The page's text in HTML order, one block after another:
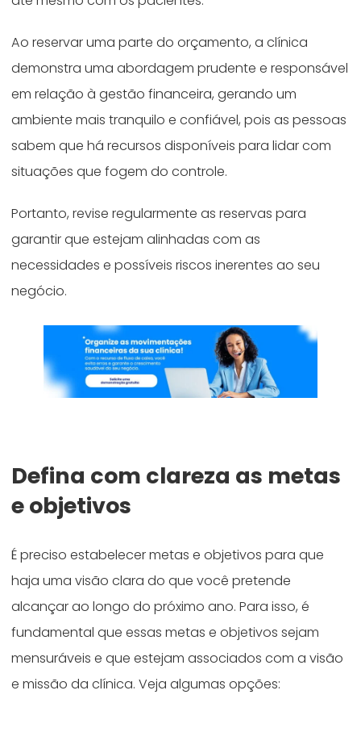
Ao reservar uma parte do orçamento, a clínica
demonstra uma abordagem prudente e responsável
em relação à gestão financeira, gerando um
ambiente mais tranquilo e confiável, pois as pessoas
sabem que há recursos disponíveis para lidar com
situações que fogem do controle.
Portanto, revise regularmente as reservas para
garantir que estejam alinhadas com as
necessidades e possíveis riscos inerentes ao seu
negócio.
Defina com clareza as metas
e objetivos
É preciso estabelecer metas e objetivos para que
haja uma visão clara do que você pretende
alcançar ao longo do próximo ano. Para isso, é
fundamental que essas metas e objetivos sejam
mensuráveis e que estejam associados com a visão
e missão da clínica. Veja algumas opções: